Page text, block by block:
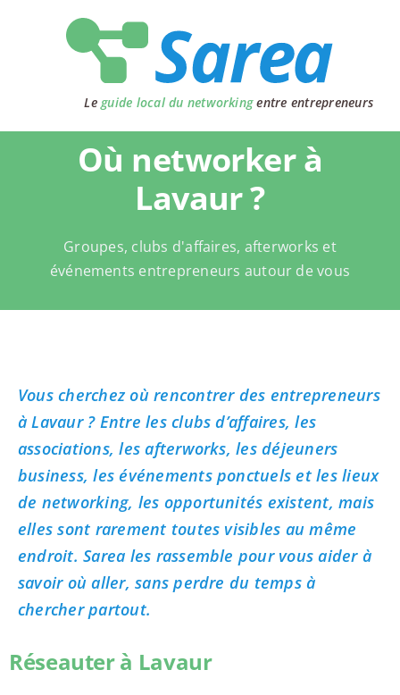
Le guide local du networkingentre entrepreneurs
Où networker à
Lavaur ?
Groupes, clubs d'affaires, afterworks et
événements entrepreneurs autour de vous
Vous cherchez où rencontrer des entrepreneurs
à Lavaur ? Entre les clubs d’affaires, les
associations, les afterworks, les déjeuners
business, les événements ponctuels et les lieux
de networking, les opportunités existent, mais
elles sont rarement toutes visibles au même
endroit. Sarea les rassemble pour vous aider à
savoir où aller, sans perdre du temps à
chercher partout.
Réseauter à Lavaur